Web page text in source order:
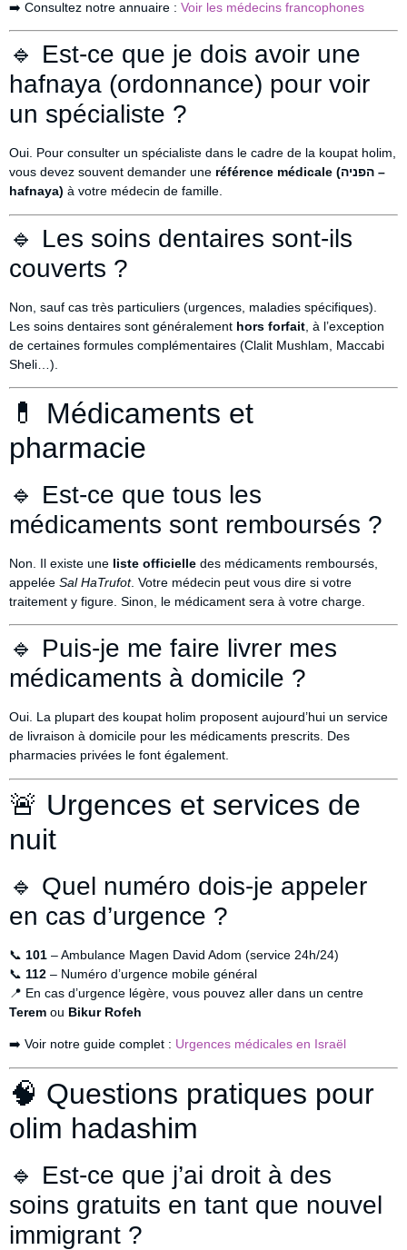
➡️ Consultez notre annuaire : Voir les médecins francophones
🔹 Est-ce que je dois avoir une
hafnaya (ordonnance) pour voir
un spécialiste ?
Oui. Pour consulter un spécialiste dans le cadre de la koupat holim,
vous devez souvent demander une référence médicale (הפניה –
hafnaya) à votre médecin de famille.
🔹 Les soins dentaires sont-ils
couverts ?
Non, sauf cas très particuliers (urgences, maladies spécifiques).
Les soins dentaires sont généralement hors forfait , à l’exception
de certaines formules complémentaires (Clalit Mushlam, Maccabi
Sheli…).
💊 Médicaments et
pharmacie
🔹 Est-ce que tous les
médicaments sont remboursés ?
Non. Il existe une liste officielle des médicaments remboursés,
appelée Sal HaTrufot. Votre médecin peut vous dire si votre
traitement y figure. Sinon, le médicament sera à votre charge.
🔹 Puis-je me faire livrer mes
médicaments à domicile ?
Oui. La plupart des koupat holim proposent aujourd’hui un service
de livraison à domicile pour les médicaments prescrits. Des
pharmacies privées le font également.
🚨 Urgences et services de
nuit
🔹 Quel numéro dois-je appeler
en cas d’urgence ?
📞 101 – Ambulance Magen David Adom (service 24h/24)
📞 112 – Numéro d’urgence mobile général
📍 En cas d’urgence légère, vous pouvez aller dans un centre
Terem ou Bikur Rofeh
➡️ Voir notre guide complet : Urgences médicales en Israël
🧠 Questions pratiques pour
olim hadashim
🔹 Est-ce que j’ai droit à des
soins gratuits en tant que nouvel
immigrant ?